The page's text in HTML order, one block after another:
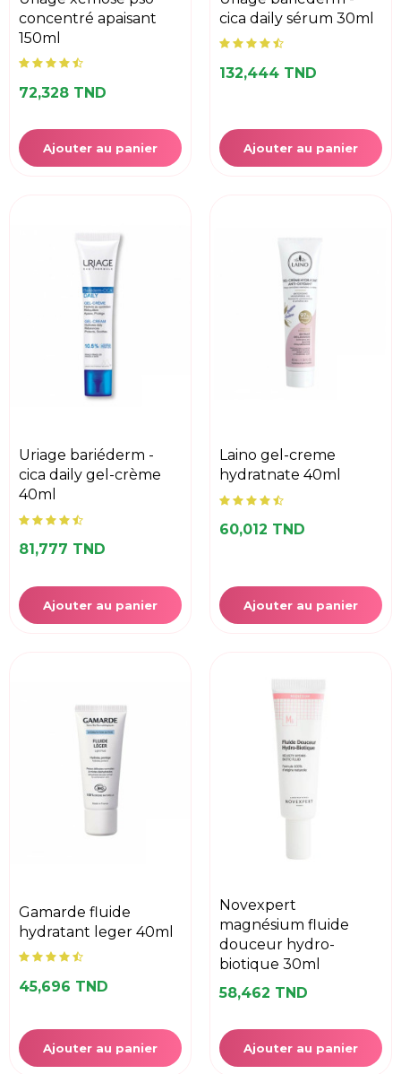
concentré apaisant
150ml
72,328 TND
Ajouter au panier
cica daily sérum 30ml
132,444 TND
Ajouter au panier
uriage bariéderm -
cica daily gel-crème
40ml
81,777 TND
Ajouter au panier
laino gel-creme
hydratnate 40ml
60,012 TND
Ajouter au panier
gamarde fluide
hydratant leger 40ml
45,696 TND
Ajouter au panier
novexpert
magnésium fluide
douceur hydro-
biotique 30ml
58,462 TND
Ajouter au panier